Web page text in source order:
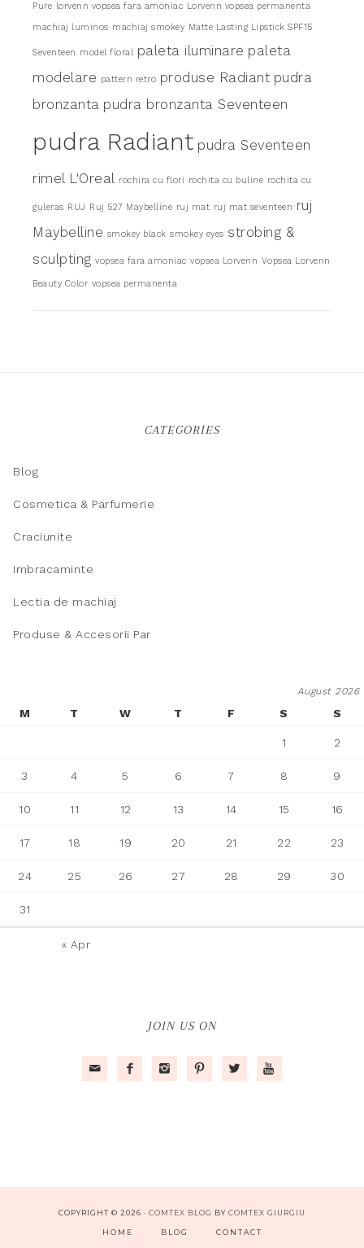
Pure lorvenn vopsea fara amoniac Lorvenn vopsea permanenta
machiaj luminos machiaj smokey Matte Lasting Lipstick SPF15
Seventeen model floral paleta iluminare paleta
modelare pattern retro produse Radiant pudra
bronzanta pudra bronzanta Seventeen
pudra Radiant pudra Seventeen
rimel L'Oreal rochira cu flori rochita cu buline rochita cu
guleras RUJ Ruj 527 Maybelline ruj mat ruj mat seventeen ruj
Maybelline smokey black smokey eyes strobing &
sculpting vopsea fara amoniac vopsea Lorvenn Vopsea Lorvenn
Beauty Color vopsea permanenta
CATEGORIES
Blog
Cosmetica & Parfumerie
Craciunite
Imbracaminte
Lectia de machiaj
Produse & Accesorii Par
August 2026
M T W T F S S
« Apr
1 2
3 4 5 6 7 8 9
10 11 12 13 14 15 16
17 18 19 20 21 22 23
24 25 26 27 28 29 30
31
JOIN US ON
     
COPYRIGHT © 2026 · COMTEX BLOG BY COMTEX GIURGIU
HOME BLOG CONTACT